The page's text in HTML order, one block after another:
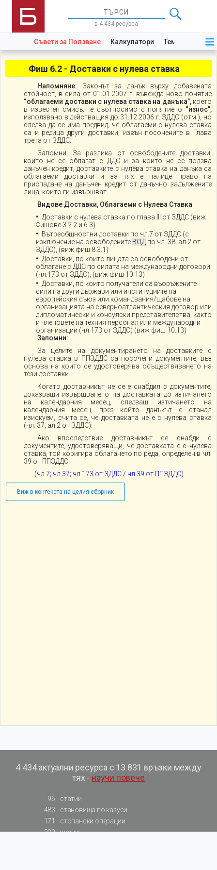
в 4 434 ресурса
Съвети за Ползване Калкулатори Теми Закони
Фиш 6.2 - Доставки с нулева ставка
Напомняне: Законът за данък върху добавената
стойност, в сила от 01.01.2007 г. въвежда ново понятие
“облагаеми доставки с нулева ставка на данъка”, което
в известен смисъл е съотносимо с понятието “износ”,
използвано в действащия до 31.12.2006 г. ЗДДС (отм.), но
следва да се има предвид, че облагаеми с нулева ставка
са и редица други доставки, извън посочените в Глава
трета от ЗДДС.
Запомни: За разлика от освободените доставки,
които не се облагат с ДДС и за които не се ползва
данъчен кредит, доставките с нулева ставка на данъка са
облагаеми доставки и за тях е налице право на
приспадане на данъчен кредит от данъчно задължените
лица, които ги извършват.
Видове Доставки, Облагаеми с Нулева Ставка
Доставки с нулева ставка по глава ІІІ от ЗДДС (виж
Фишове 3.2.2 и 6.3)
Вътреобщностни доставки по чл.7 от ЗДДС (с
изключение на освободените ВОД по чл. 38, ал.2 от
ЗДДС), (виж фиш 8.3.1)
Доставки, по които лицата са освободени от
облагане с ДДС по силата на международни договори
(чл.173 от ЗДДС), (виж фиш 10.13)
Доставки, по които получатели са въоръжените
сили на други държави или институциите на
европейския съюз или командвания/щабове на
организацията на северноатлантическия договор или
дипломатически и консулски представителства, както
и членовете на техния персонал или международни
организации (чл.173 от ЗДДС) (виж фиш 10.13)
Запомни:
За целите на документирането на доставките с
нулева ставка в ППЗДДС са посочени документите, въз
основа на които се удостоверява осъществяването на
тези доставки.
Когато доставчикът не се е снабдил с документите,
доказващи извършването на доставката до изтичането
на календарния месец, следващ изтичането на
календарния месец, през който данъкът е станал
изискуем, счита се, че доставката не е с нулева ставка
(чл. 37, ал.2 от ЗДДС).
Ако впоследствие доставчикът се снабди с
документите, удостоверяващи, че доставката е с нулева
ставка, той коригира облагането по реда, определен в чл.
39 от ППЗДДС.
(чл.7; чл.37; чл.173 от ЗДДС / чл.39 от ППЗДДС)
Виж в контекста на целия сборник
4 434 актуални ресурса с 13 831 връзки между
тях - научи повече
96
статии
483
становища по казуси
171
стопански операции
230
уроци